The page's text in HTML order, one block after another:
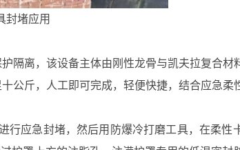
封堵应用
隔离，该设备主体由刚性龙骨与凯夫拉复合材
公斤，人工即可完成，轻便快捷，结合应急柔
行应急封堵，然后用防爆冷打磨工具，在柔性